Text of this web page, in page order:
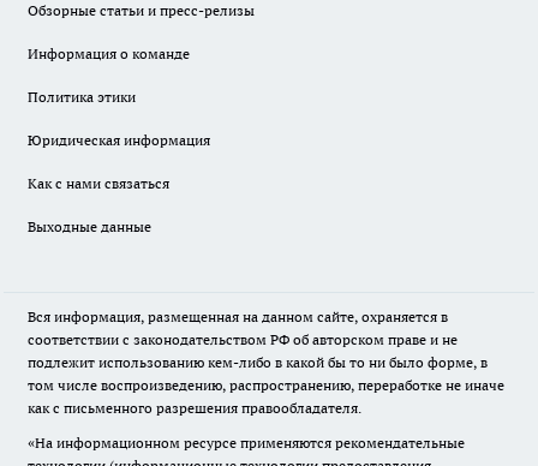
Обзорные статьи и пресс-релизы
Информация о команде
Политика этики
Юридическая информация
Как с нами связаться
Выходные данные
Вся информация, размещенная на данном сайте, охраняется в
соответствии с законодательством РФ об авторском праве и не
подлежит использованию кем-либо в какой бы то ни было форме, в
том числе воспроизведению, распространению, переработке не иначе
как с письменного разрешения правообладателя.
«На информационном ресурсе применяются рекомендательные